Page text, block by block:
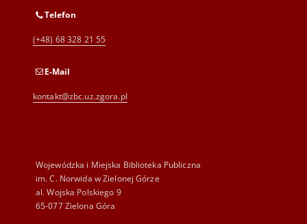
Telefon
(+48) 68 328 21 55
E-Mail
kontakt@zbc.uz.zgora.pl
Wojewódzka i Miejska Biblioteka Publiczna
im. C. Norwida w Zielonej Górze
al. Wojska Polskiego 9
65-077 Zielona Góra